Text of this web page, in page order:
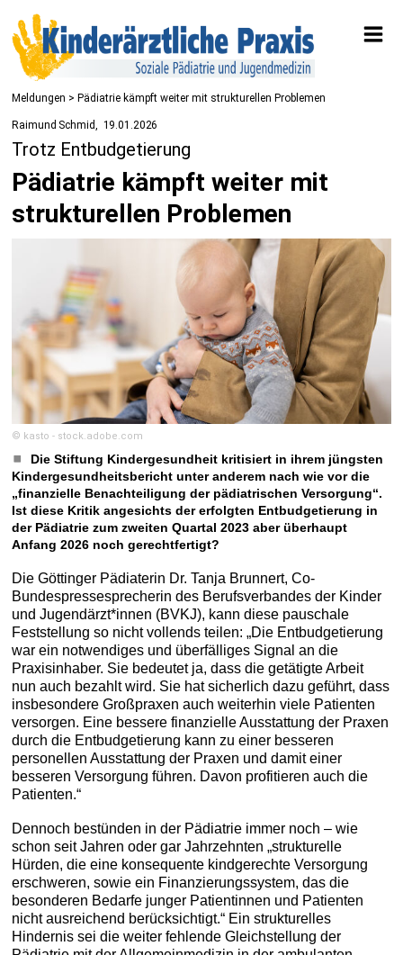
Meldungen > Pädiatrie kämpft weiter mit strukturellen Problemen
Raimund Schmid 19.01.2026
Trotz Entbudgetierung
Pädiatrie kämpft weiter mit
strukturellen Problemen
© kasto - stock.adobe.com
Die Stiftung Kindergesundheit kritisiert in ihrem jüngsten
Kindergesundheitsbericht unter anderem nach wie vor die
„finanzielle Benachteiligung der pädiatrischen Versorgung“.
Ist diese Kritik angesichts der erfolgten Entbudgetierung in
der Pädiatrie zum zweiten Quartal 2023 aber überhaupt
Anfang 2026 noch gerechtfertigt?
Die Göttinger Pädiaterin Dr. Tanja Brunnert, Co-
Bundespressesprecherin des Berufsverbandes der Kinder
und Jugendärzt*innen (BVKJ), kann diese pauschale
Feststellung so nicht vollends teilen: „Die Entbudgetierung
war ein notwendiges und überfälliges Signal an die
Praxisinhaber. Sie bedeutet ja, dass die getätigte Arbeit
nun auch bezahlt wird. Sie hat sicherlich dazu geführt, dass
insbesondere Großpraxen auch weiterhin viele Patienten
versorgen. Eine bessere finanzielle Ausstattung der Praxen
durch die Entbudgetierung kann zu einer besseren
personellen Ausstattung der Praxen und damit einer
besseren Versorgung führen. Davon profitieren auch die
Patienten.“
Dennoch bestünden in der Pädiatrie immer noch – wie
schon seit Jahren oder gar Jahrzehnten „strukturelle
Hürden, die eine konsequente kindgerechte Versorgung
erschweren, sowie ein Finanzierungssystem, das die
besonderen Bedarfe junger Patientinnen und Patienten
nicht ausreichend berücksichtigt.“ Ein strukturelles
Hindernis sei die weiter fehlende Gleichstellung der